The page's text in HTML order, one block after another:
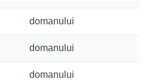
domanului
domanului
domanului